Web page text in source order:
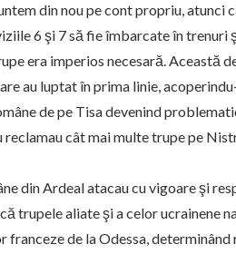
din nou pe cont propriu, atunci
6 şi 7 să fie îmbarcate în trenuri
era imperios necesară. Această
au luptat în prima linie,
de pe Tisa devenind
cât mai multe trupe pe
din Ardeal atacau cu vigoare şi
trupele aliate şi a celor ucrainene
de la Odessa,